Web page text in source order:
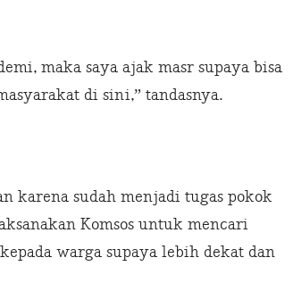
maka saya ajak masr supaya bisa
di sini,” tandasnya.
karena sudah menjadi tugas pokok
Komsos untuk mencari
warga supaya lebih dekat dan